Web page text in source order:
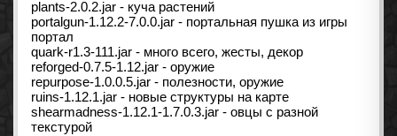
plants-2.0.2.jar - куча растений
portalgun-1.12.2-7.0.0.jar - портальная пушка из игры
портал
quark-r1.3-111.jar - много всего, жесты, декор
reforged-0.7.5-1.12.jar - оружие
repurpose-1.0.0.5.jar - полезности, оружие
ruins-1.12.1.jar - новые структуры на карте
shearmadness-1.12.1-1.7.0.3.jar - овцы с разной
текстурой